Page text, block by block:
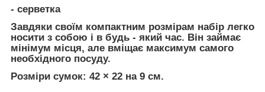
- серветка
Завдяки своїм компактним розмірам набір легко
носити з собою і в будь - який час. Він займає
мінімум місця, але вміщає максимум самого
необхідного посуду.
Розміри сумок: 42 × 22 на 9 см.